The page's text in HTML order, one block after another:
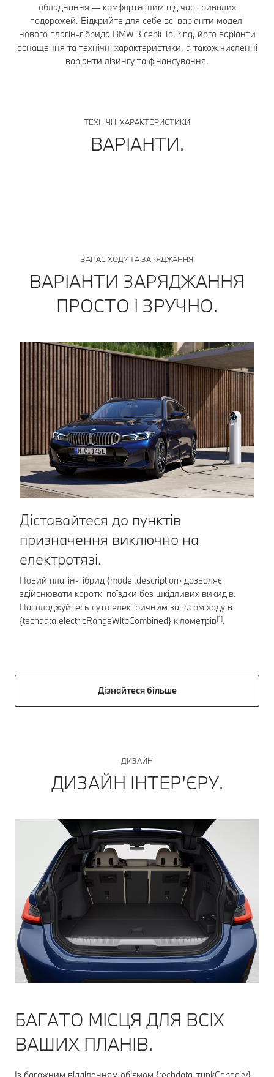
обладнання — комфортнішим під час тривалих
подорожей. Відкрийте для себе всі варіанти моделі
нового плагін-гібрида BMW 3 серії Touring, його варіанти
оснащення та технічні характеристики, а також численні
варіанти лізингу та фінансування.
ТЕХНІЧНІ ХАРАКТЕРИСТИКИ
ВАРІАНТИ.
ЗАПАС ХОДУ ТА ЗАРЯДЖАННЯ
ВАРІАНТИ ЗАРЯДЖАННЯ
ПРОСТО І ЗРУЧНО.
Діставайтеся до пунктів
призначення виключно на
електротязі.
Новий плагін-гібрид {model.description} дозволяє
здійснювати короткі поїздки без шкідливих викидів.
Насолоджуйтесь суто електричним запасом ходу в
{techdata.electricRangeWltpCombined} кілометрів[1].
Дізнайтеся більше
ДИЗАЙН
ДИЗАЙН ІНТЕР’ЄРУ.
БАГАТО МІСЦЯ ДЛЯ ВСІХ
ВАШИХ ПЛАНІВ.